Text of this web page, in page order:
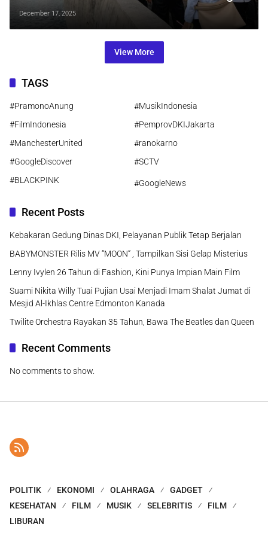
Rampungnya Stasiun MRT
December 17, 2025
View More
TAGS
#PramonoAnung
#MusikIndonesia
#FilmIndonesia
#PemprovDKIJakarta
#ManchesterUnited
#ranokarno
#GoogleDiscover
#SCTV
#BLACKPINK
#GoogleNews
Recent Posts
Kebakaran Gedung Dinas DKI, Pelayanan Publik Tetap Berjalan
BABYMONSTER Rilis MV “MOON” , Tampilkan Sisi Gelap Misterius
Lenny Ivylen 26 Tahun di Fashion, Kini Punya Impian Main Film
Suami Nikita Willy Tuai Pujian Usai Menjadi Imam Shalat Jumat di
Mesjid Al-Ikhlas Centre Edmonton Kanada
Twilite Orchestra Rayakan 35 Tahun, Bawa The Beatles dan Queen
Recent Comments
No comments to show.
POLITIK EKONOMI OLAHRAGA
GADGET
KESEHATAN
FILM MUSIK SELEBRITIS
FILM
LIBURAN